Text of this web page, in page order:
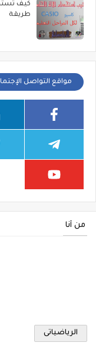
كيف
طريقة
مواقع التواصل
من أنا
الرياضياتى